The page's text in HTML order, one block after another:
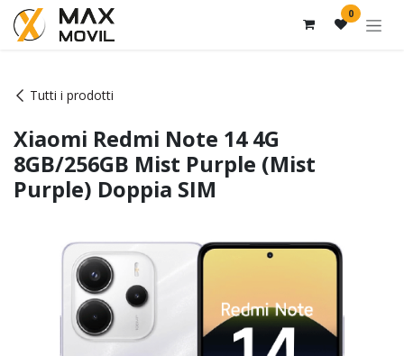
Passa al contenuto 0
Tutti i prodotti
Xiaomi Redmi Note 14 4G
8GB/256GB Mist Purple (Mist
Purple) Doppia SIM